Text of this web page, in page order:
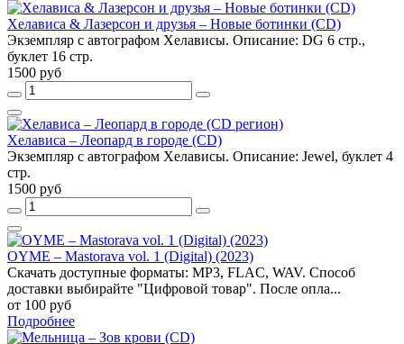
Хелависа & Лазерсон и друзья – Новые ботинки (CD)
Экземпляр с автографом Хелависы. Описание: DG 6 стр.,
буклет 16 стр.
1500 руб
Хелависа – Леопард в городе (CD)
Экземпляр с автографом Хелависы. Описание: Jewel, буклет 4
стр.
1500 руб
OYME – Mastorava vol. 1 (Digital) (2023)
Скачать доступные форматы: MP3, FLAC, WAV. Способ
доставки выбирайте "Цифровой товар". После опла...
от 100 руб
Подробнее